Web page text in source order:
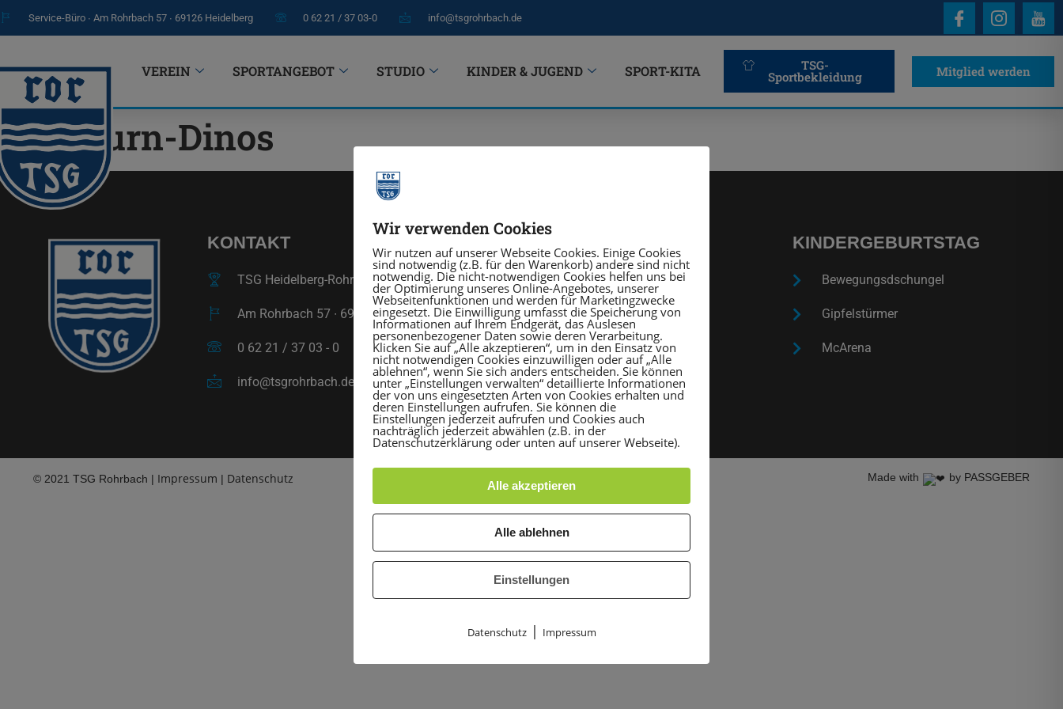
Service-Büro ∙ Am Rohrbach 57 ∙ 69126 Heidelberg 0 62 21 / 37 03-0 info@tsgrohrbach.de
VEREIN SPORTANGEBOT STUDIO KINDER & JUGEND SPORT-KITA TSG-
Sportbekleidung Mitglied werden
Turn-Dinos
KONTAKT
TSG Heidelberg-Rohrbach e. V.
Am Rohrbach 57 ∙ 69126 Heidelberg
0 62 21 / 37 03 - 0
info@tsgrohrbach.de
SPORT TREIBEN
Sportprogramm
Sportangebotssuche
Sportstätten
KINDERGEBURTSTAG
Bewegungsdschungel
Gipfelstürmer
McArena
© 2021 TSG Rohrbach | Impressum | Datenschutz Made with by PASSGEBER
Wir verwenden Cookies
Wir nutzen auf unserer Webseite Cookies. Einige Cookies
sind notwendig (z.B. für den Warenkorb) andere sind nicht
notwendig. Die nicht-notwendigen Cookies helfen uns bei
der Optimierung unseres Online-Angebotes, unserer
Webseitenfunktionen und werden für Marketingzwecke
eingesetzt. Die Einwilligung umfasst die Speicherung von
Informationen auf Ihrem Endgerät, das Auslesen
personenbezogener Daten sowie deren Verarbeitung.
Klicken Sie auf „Alle akzeptieren“, um in den Einsatz von
nicht notwendigen Cookies einzuwilligen oder auf „Alle
ablehnen“, wenn Sie sich anders entscheiden. Sie können
unter „Einstellungen verwalten“ detaillierte Informationen
der von uns eingesetzten Arten von Cookies erhalten und
deren Einstellungen aufrufen. Sie können die
Einstellungen jederzeit aufrufen und Cookies auch
nachträglich jederzeit abwählen (z.B. in der
Datenschutzerklärung oder unten auf unserer Webseite).
Alle akzeptieren
Alle ablehnen
Einstellungen
Datenschutz| Impressum